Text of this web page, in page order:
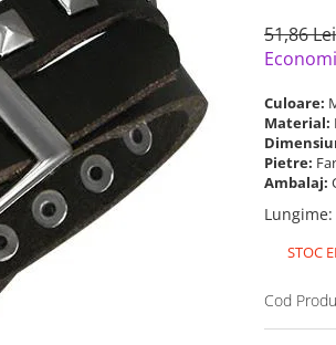
51,86 Lei
Culoare:
Material:
Pietre:
Ambalaj:
Lungime:
STOC
Cod